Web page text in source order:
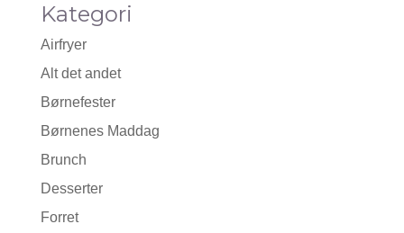
Kategori
Airfryer
Alt det andet
Børnefester
Børnenes Maddag
Brunch
Desserter
Forret